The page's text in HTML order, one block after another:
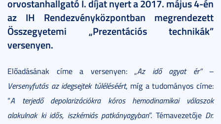
orvostanhallgató I. díjat nyert a 2017. május 4-én
az IH Rendezvényközpontban megrendezett
Összegyetemi „Prezentációs technikák”
versenyen.
Előadásának címe a versenyen: „Az idő agyat ér” –
Versenyfutás az idegsejtek túléléséért, míg a tudományos címe:
“A terjedő depolarizációkra kóros hemodinamikai válaszok
alakulnak ki idős, iszkémiás patkányagyban”. Témavezetője Dr.